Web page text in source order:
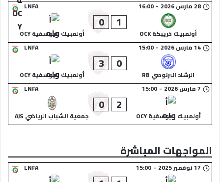
LNFA
28 مارس 2026 -
16:00
أولمبيك خريبكة OCK
1
0
أولمبيك اليوسفية OCY
LNFA
14 مارس 2026 -
15:00
الرشاد البرنوصي RB
0
3
أولمبيك اليوسفية OCY
LNFA
7 مارس 2026 -
15:00
أولمبيك اليوسفية OCY
2
0
جمعية الشباب الرياضي AJS
المواجهات المباشرة
LNFA 17 نوفمبر 2025 -
15:00